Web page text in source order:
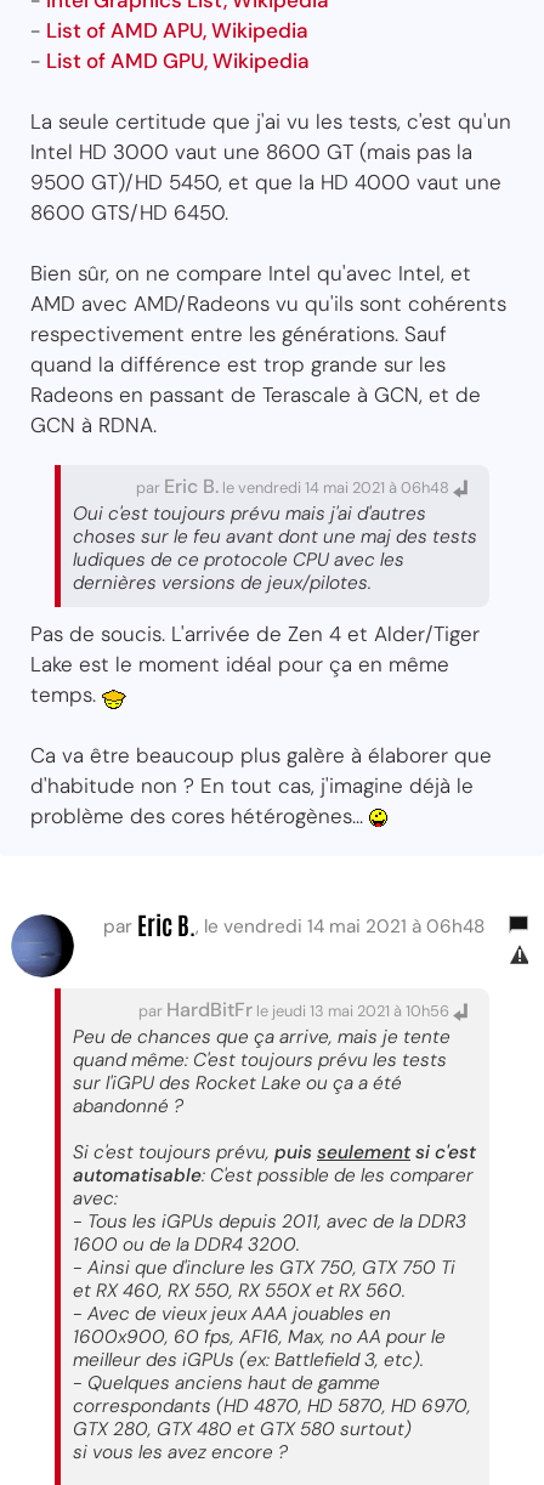
- List of AMD APU, Wikipedia
- List of AMD GPU, Wikipedia
La seule certitude que j'ai vu les tests, c'est qu'un
Intel HD 3000 vaut une 8600 GT (mais pas la
9500 GT)/HD 5450, et que la HD 4000 vaut une
8600 GTS/HD 6450.
Bien sûr, on ne compare Intel qu'avec Intel, et
AMD avec AMD/Radeons vu qu'ils sont cohérents
respectivement entre les générations. Sauf
quand la différence est trop grande sur les
Radeons en passant de Terascale à GCN, et de
GCN à RDNA.
par Eric B. le vendredi 14 mai 2021 à 06h48
Oui c'est toujours prévu mais j'ai d'autres
choses sur le feu avant dont une maj des tests
ludiques de ce protocole CPU avec les
dernières versions de jeux/pilotes.
Pas de soucis. L'arrivée de Zen 4 et Alder/Tiger
Lake est le moment idéal pour ça en même
temps.
Ca va être beaucoup plus galère à élaborer que
d'habitude non ? En tout cas, j'imagine déjà le
problème des cores hétérogènes...
par Eric B. , le vendredi 14 mai 2021 à 06h48
par HardBitFr le jeudi 13 mai 2021 à 10h56
Peu de chances que ça arrive, mais je tente
quand même: C'est toujours prévu les tests
sur l'iGPU des Rocket Lake ou ça a été
abandonné ?
Si c'est toujours prévu, puis seulement si c'est
automatisable: C'est possible de les comparer
avec:
- Tous les iGPUs depuis 2011, avec de la DDR3
1600 ou de la DDR4 3200.
- Ainsi que d'inclure les GTX 750, GTX 750 Ti
et RX 460, RX 550, RX 550X et RX 560.
- Avec de vieux jeux AAA jouables en
1600x900, 60 fps, AF16, Max, no AA pour le
meilleur des iGPUs (ex: Battlefield 3, etc).
- Quelques anciens haut de gamme
correspondants (HD 4870, HD 5870, HD 6970,
GTX 280, GTX 480 et GTX 580 surtout)
si vous les avez encore ?